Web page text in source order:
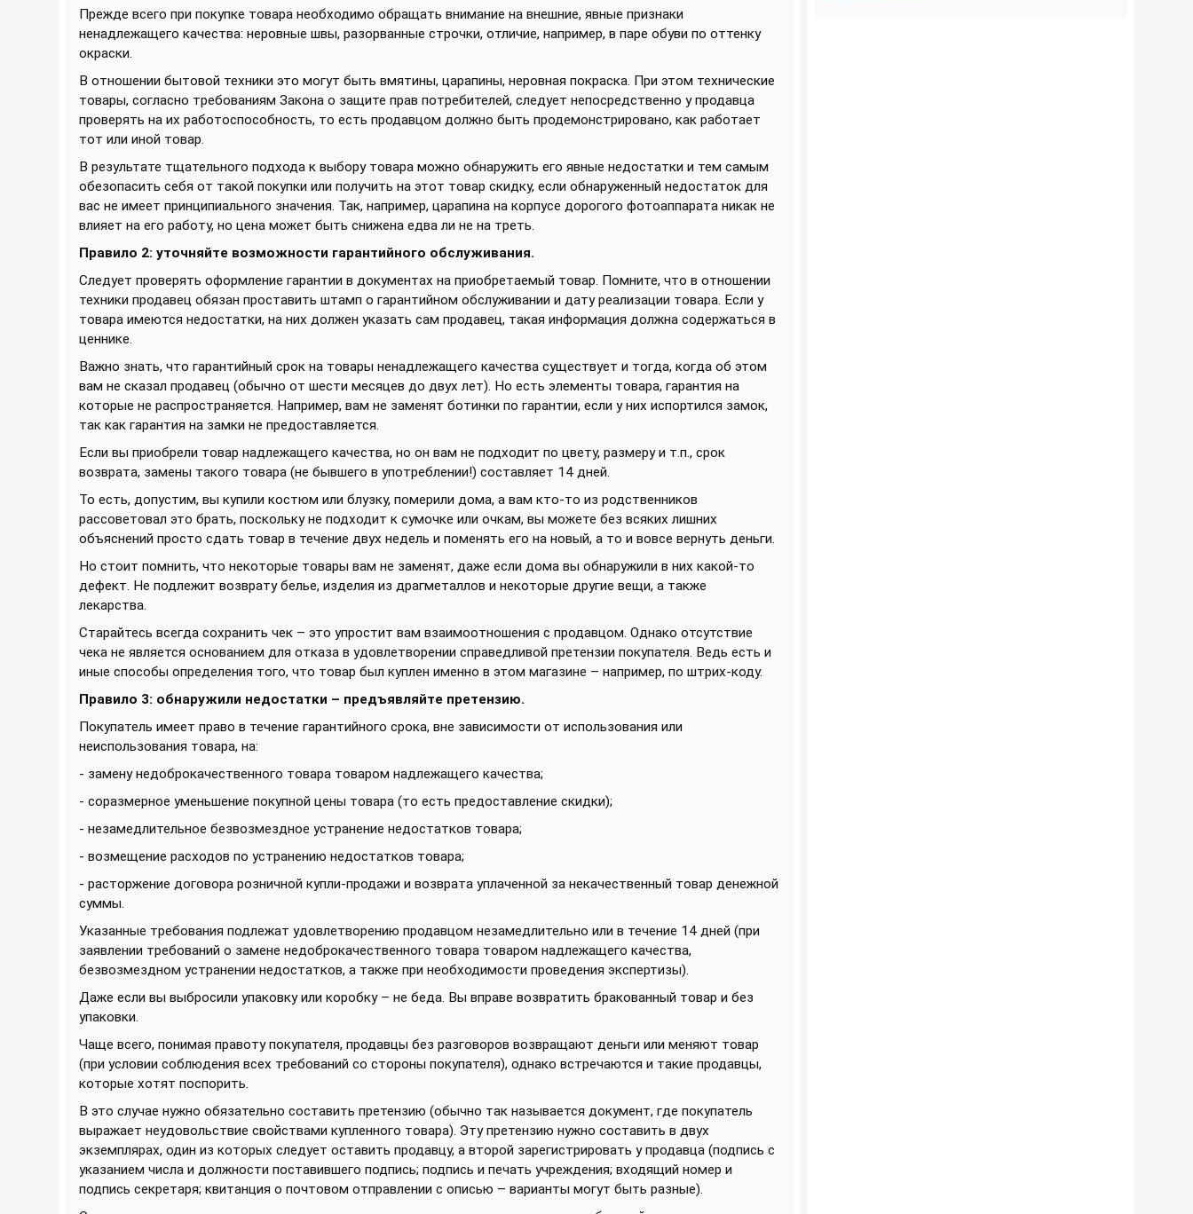
Прежде всего при покупке товара необходимо обращать внимание на внешние, явные признаки
ненадлежащего качества: неровные швы, разорванные строчки, отличие, например, в паре обуви по оттенку
окраски.
В отношении бытовой техники это могут быть вмятины, царапины, неровная покраска. При этом технические
товары, согласно требованиям Закона о защите прав потребителей, следует непосредственно у продавца
проверять на их работоспособность, то есть продавцом должно быть продемонстрировано, как работает
тот или иной товар.
В результате тщательного подхода к выбору товара можно обнаружить его явные недостатки и тем самым
обезопасить себя от такой покупки или получить на этот товар скидку, если обнаруженный недостаток для
вас не имеет принципиального значения. Так, например, царапина на корпусе дорогого фотоаппарата никак не
влияет на его работу, но цена может быть снижена едва ли не на треть.
Правило 2: уточняйте возможности гарантийного обслуживания.
Следует проверять оформление гарантии в документах на приобретаемый товар. Помните, что в отношении
техники продавец обязан проставить штамп о гарантийном обслуживании и дату реализации товара. Если у
товара имеются недостатки, на них должен указать сам продавец, такая информация должна содержаться в
ценнике.
Важно знать, что гарантийный срок на товары ненадлежащего качества существует и тогда, когда об этом
вам не сказал продавец (обычно от шести месяцев до двух лет). Но есть элементы товара, гарантия на
которые не распространяется. Например, вам не заменят ботинки по гарантии, если у них испортился замок,
так как гарантия на замки не предоставляется.
Если вы приобрели товар надлежащего качества, но он вам не подходит по цвету, размеру и т.п., срок
возврата, замены такого товара (не бывшего в употреблении!) составляет 14 дней.
То есть, допустим, вы купили костюм или блузку, померили дома, а вам кто-то из родственников
рассоветовал это брать, поскольку не подходит к сумочке или очкам, вы можете без всяких лишних
объяснений просто сдать товар в течение двух недель и поменять его на новый, а то и вовсе вернуть деньги.
Но стоит помнить, что некоторые товары вам не заменят, даже если дома вы обнаружили в них какой-то
дефект. Не подлежит возврату белье, изделия из драгметаллов и некоторые другие вещи, а также
лекарства.
Старайтесь всегда сохранить чек – это упростит вам взаимоотношения с продавцом. Однако отсутствие
чека не является основанием для отказа в удовлетворении справедливой претензии покупателя. Ведь есть и
иные способы определения того, что товар был куплен именно в этом магазине – например, по штрих-коду.
Правило 3: обнаружили недостатки – предъявляйте претензию.
Покупатель имеет право в течение гарантийного срока, вне зависимости от использования или
неиспользования товара, на:
- замену недоброкачественного товара товаром надлежащего качества;
- соразмерное уменьшение покупной цены товара (то есть предоставление скидки);
- незамедлительное безвозмездное устранение недостатков товара;
- возмещение расходов по устранению недостатков товара;
- расторжение договора розничной купли-продажи и возврата уплаченной за некачественный товар денежной
суммы.
Указанные требования подлежат удовлетворению продавцом незамедлительно или в течение 14 дней (при
заявлении требований о замене недоброкачественного товара товаром надлежащего качества,
безвозмездном устранении недостатков, а также при необходимости проведения экспертизы).
Даже если вы выбросили упаковку или коробку – не беда. Вы вправе возвратить бракованный товар и без
упаковки.
Чаще всего, понимая правоту покупателя, продавцы без разговоров возвращают деньги или меняют товар
(при условии соблюдения всех требований со стороны покупателя), однако встречаются и такие продавцы,
которые хотят поспорить.
В это случае нужно обязательно составить претензию (обычно так называется документ, где покупатель
выражает неудовольствие свойствами купленного товара). Эту претензию нужно составить в двух
экземплярах, один из которых следует оставить продавцу, а второй зарегистрировать у продавца (подпись с
указанием числа и должности поставившего подпись; подпись и печать учреждения; входящий номер и
подпись секретаря; квитанция о почтовом отправлении с описью – варианты могут быть разные).